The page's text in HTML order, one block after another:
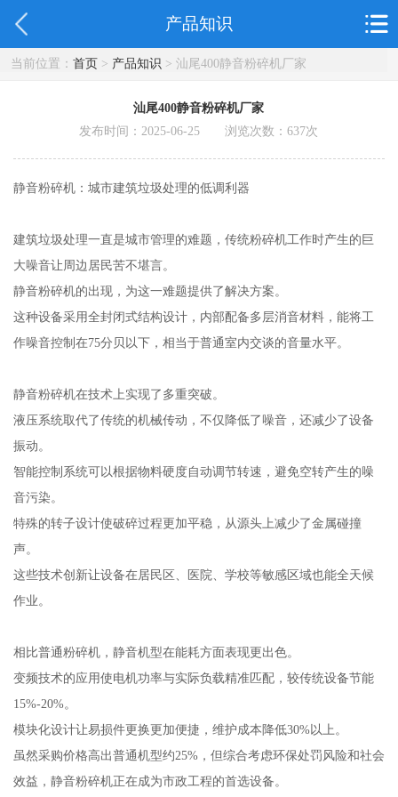
产品知识
当前位置： 首页> 产品知识 > 汕尾400静音粉碎机厂家
汕尾400静音粉碎机厂家
发布时间：2025-06-25 浏览次数：637次
静音粉碎机：城市建筑垃圾处理的低调利器
建筑垃圾处理一直是城市管理的难题，传统粉碎机工作时产生的巨
大噪音让周边居民苦不堪言。
静音粉碎机的出现，为这一难题提供了解决方案。
这种设备采用全封闭式结构设计，内部配备多层消音材料，能将工
作噪音控制在75分贝以下，相当于普通室内交谈的音量水平。
静音粉碎机在技术上实现了多重突破。
液压系统取代了传统的机械传动，不仅降低了噪音，还减少了设备
振动。
智能控制系统可以根据物料硬度自动调节转速，避免空转产生的噪
音污染。
特殊的转子设计使破碎过程更加平稳，从源头上减少了金属碰撞
声。
这些技术创新让设备在居民区、医院、学校等敏感区域也能全天候
作业。
相比普通粉碎机，静音机型在能耗方面表现更出色。
变频技术的应用使电机功率与实际负载精准匹配，较传统设备节能
15%-20%。
模块化设计让易损件更换更加便捷，维护成本降低30%以上。
虽然采购价格高出普通机型约25%，但综合考虑环保处罚风险和社会
效益，静音粉碎机正在成为市政工程的首选设备。